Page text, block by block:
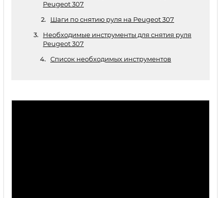
Peugeot 307
Шаги по снятию руля на Peugeot 307
Необходимые инструменты для снятия руля
Peugeot 307
Список необходимых инструментов